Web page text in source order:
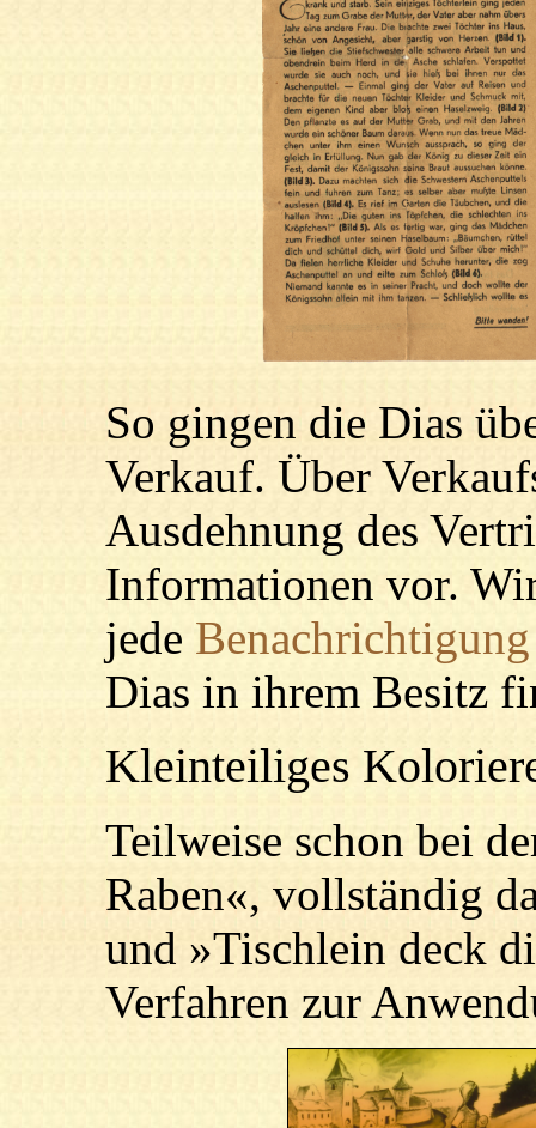
So gingen die Dias
Verkauf. Über
Ausdehnung des
Informationen vor.
jede Benachrichtigung
Dias in ihrem Besitz
Kleinteiliges
Teilweise schon bei
Raben«, vollständig
und »Tischlein deck
Verfahren zur